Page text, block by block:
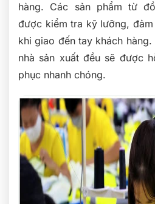
hàng. Các sản phẩm từ
được kiểm tra kỹ lưỡng,
khi giao đến tay khách
nhà sản xuất đều sẽ được
phục nhanh chóng.